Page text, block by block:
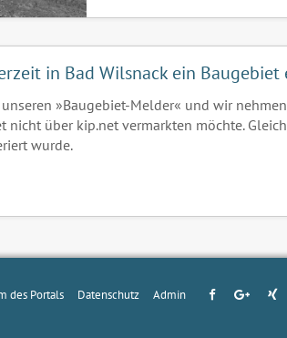
in Bad Wilsnack ein
»Baugebiet-Melder« und wir
nicht über kip.net vermarkten möchte.
wurde.
des Portals Datenschutz Admin